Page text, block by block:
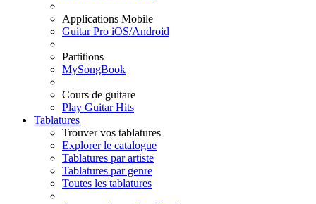
Applications Mobile
Guitar Pro iOS/Android
Partitions
MySongBook
Cours de guitare
Play Guitar Hits
Tablatures
Trouver vos tablatures
Explorer le catalogue
Tablatures par artiste
Tablatures par genre
Toutes les tablatures